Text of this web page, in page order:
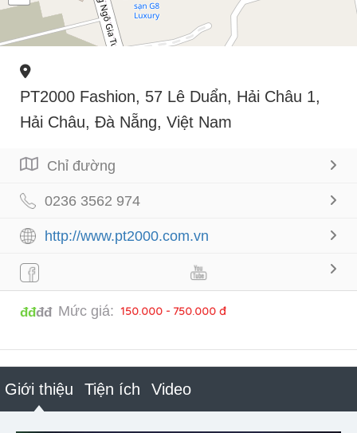
PT2000 Fashion, 57 Lê Duẩn, Hải Châu 1,
Hải Châu, Đà Nẵng, Việt Nam
Chỉ đường
0236 3562 974
http://www.pt2000.com.vn
đđđđ Mức giá: 150.000 - 750.000 đ
Giới thiệu Tiện ích Video